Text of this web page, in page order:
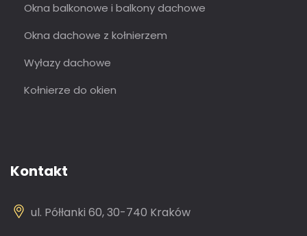
Okna balkonowe i balkony dachowe
Okna dachowe z kołnierzem
Wyłazy dachowe
Kołnierze do okien
Kontakt
ul. Półłanki 60, 30-740 Kraków